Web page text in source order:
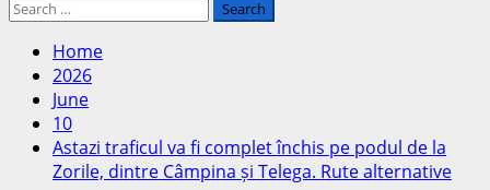
Search
Home
2026
June
10
Astazi traficul va fi complet închis pe podul de la
Zorile, dintre Câmpina și Telega. Rute alternative